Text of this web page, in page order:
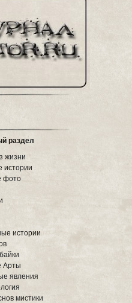
раздел
жизни
истории
фото
истории
Арты
явления
мистики